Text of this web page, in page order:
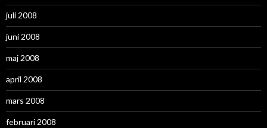
juli 2008
juni 2008
maj 2008
april 2008
mars 2008
februari 2008